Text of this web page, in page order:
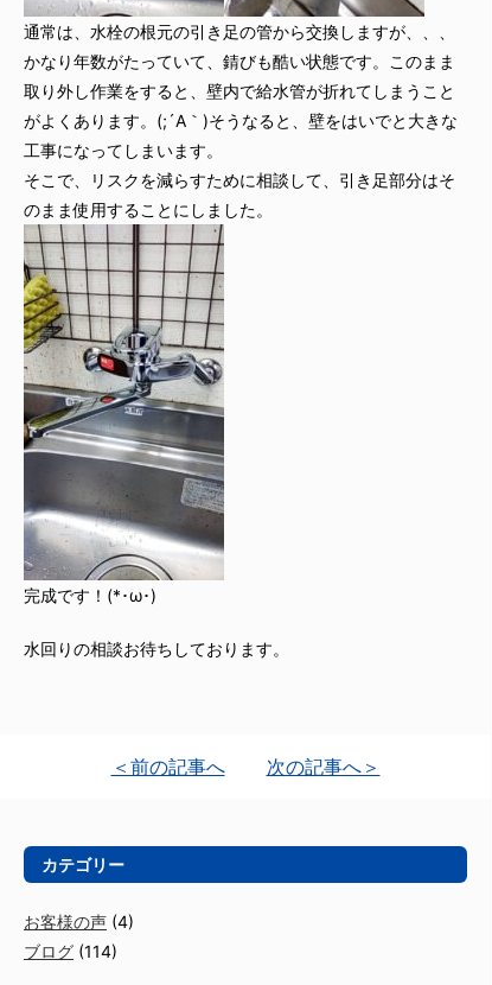
通常は、水栓の根元の引き足の管から交換しますが、、、
かなり年数がたっていて、錆びも酷い状態です。このまま
取り外し作業をすると、壁内で給水管が折れてしまうこと
がよくあります。(;´A｀)そうなると、壁をはいでと大きな
工事になってしまいます。
そこで、リスクを減らすために相談して、引き足部分はそ
のまま使用することにしました。
完成です！(*･ω･)
水回りの相談お待ちしております。
＜前の記事へ 次の記事へ＞
カテゴリー
お客様の声 (4)
ブログ (114)